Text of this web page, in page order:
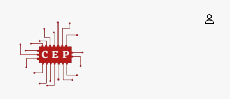
Connexion ×
You need to be logged in to save products in your wish list.